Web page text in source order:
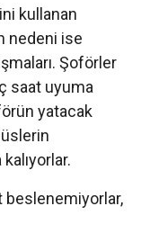
kullanan
nedeni ise
Şoförler
saat uyuma
yatacak